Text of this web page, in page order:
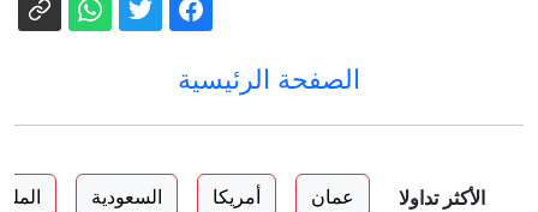
الصفحة الرئيسية
الأكثر تداولا عمان أمريكا السعودية